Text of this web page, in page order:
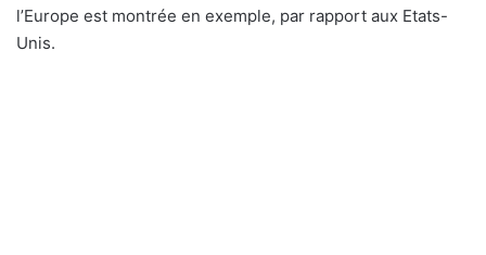
l’Europe est montrée en exemple, par rapport aux Etats-
Unis.